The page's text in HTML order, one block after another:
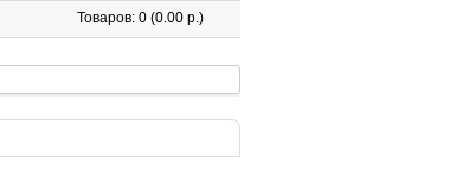
Товаров: 0 (0.00 р.)